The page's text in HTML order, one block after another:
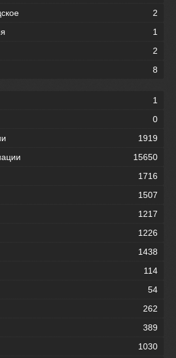
2
1
2
8
1
0
1919
15650
1716
1507
1217
1226
1438
114
54
262
389
1030